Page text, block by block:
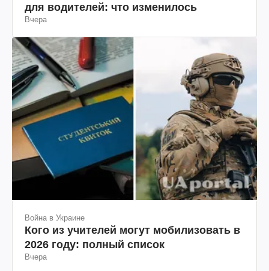
для водителей: что изменилось
Вчера
Война в Украине
Кого из учителей могут мобилизовать в
2026 году: полный список
Вчера